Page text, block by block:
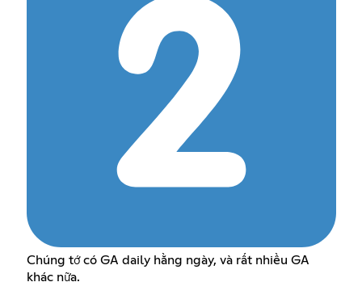
Chúng tớ có GA daily hằng ngày, và rất nhiều GA
khác nữa.